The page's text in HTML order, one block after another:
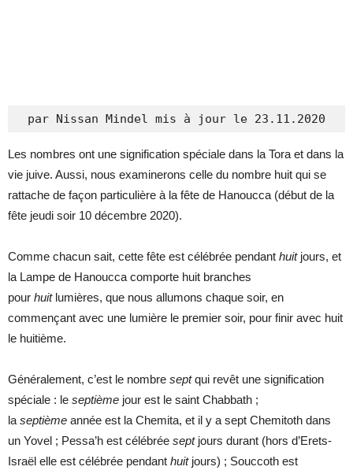
par Nissan Mindel mis à jour le 23.11.2020
Les nombres ont une signification spéciale dans la Tora et dans la
vie juive. Aussi, nous examinerons celle du nombre huit qui se
rattache de façon particulière à la fête de Hanoucca (début de la
fête jeudi soir 10 décembre 2020).
Comme chacun sait, cette fête est célébrée pendant huitjours, et
la Lampe de Hanoucca comporte huit branches
pour huitlumières, que nous allumons chaque soir, en
commençant avec une lumière le premier soir, pour finir avec huit
le huitième.
Généralement, c’est le nombre septqui revêt une signification
spéciale : le septième jour est le saint Chabbath ;
la septième année est la Chemita, et il y a sept Chemitoth dans
un Yovel ; Pessa’h est célébrée septjours durant (hors d’Erets-
Israël elle est célébrée pendant huitjours) ; Souccoth est